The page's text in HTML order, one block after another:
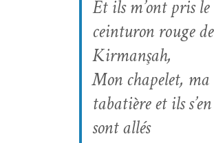
Et ils m’ont pris le
cein­tur­on rouge de
Kirmanşah,
Mon chapelet, ma
tabatière et ils s’en
sont allés